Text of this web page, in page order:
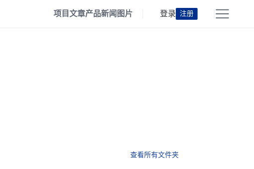
项目文章产品新闻 图片 登录 注册
查看所有文件夹